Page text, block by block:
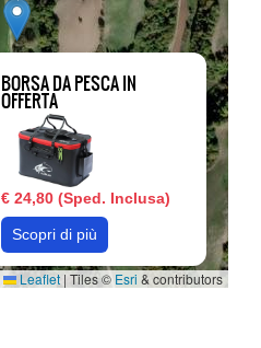
BORSA DA PESCA IN
OFFERTA
€ 24,80 (Sped. Inclusa)
Scopri di più
Leaflet | Tiles © Esri & contributors